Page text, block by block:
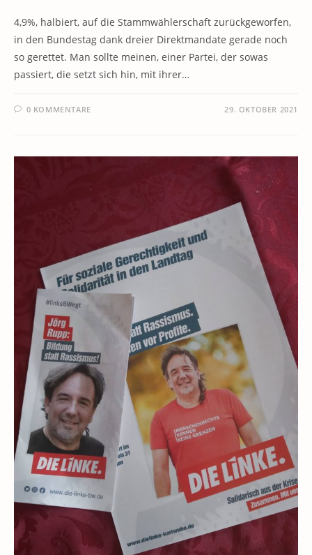
4,9%, halbiert, auf die Stammwählerschaft zurückgeworfen,
in den Bundestag dank dreier Direktmandate gerade noch
so gerettet. Man sollte meinen, einer Partei, der sowas
passiert, die setzt sich hin, mit ihrer…
0 KOMMENTARE 29. OKTOBER 2021